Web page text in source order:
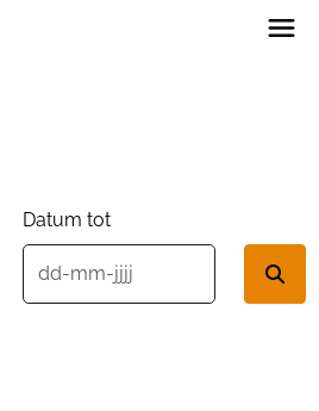
Datum tot